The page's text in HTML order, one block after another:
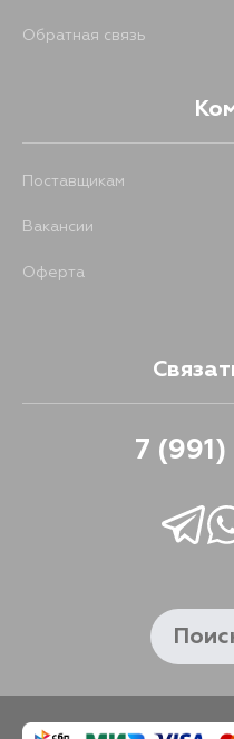
Обратная связь
Поставщикам
Вакансии
Оферта
7 (991)